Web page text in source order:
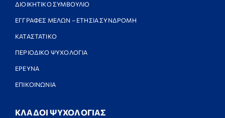
ΔΙΟΙΚΗΤΙΚΟ ΣΥΜΒΟΥΛΙΟ
ΕΓΓΡΑΦΕΣ ΜΕΛΩΝ – ΕΤΗΣΙΑ ΣΥΝΔΡΟΜΗ
ΚΑΤΑΣΤΑΤΙΚΟ
ΠΕΡΙΟΔΙΚΟ ΨΥΧΟΛΟΓΙΑ
ΕΡΕΥΝΑ
ΕΠΙΚΟΙΝΩΝΙΑ
ΚΛΑΔΟΙ ΨΥΧΟΛΟΓΙΑΣ